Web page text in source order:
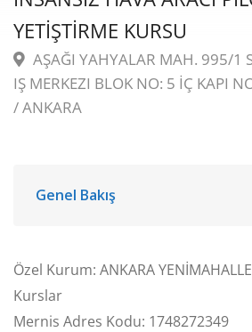
YETİŞTİRME KURSU
AŞAĞI YAHYALAR MAH. 995/1
IŞ MERKEZI BLOK NO: 5 İÇ KAPI
/ ANKARA
Genel Bakış
Özel Kurum: ANKARA
Kurslar
Mernis Adres Kodu: 1748272349